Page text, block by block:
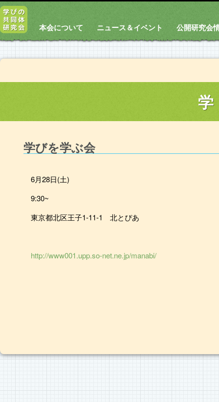
本会について ニュース＆イベント 公開研究会
学びを学ぶ会
6月28日(土)
9:30~
東京都北区王子1-11-1 北とぴあ
http://www001.upp.so-net.ne.jp/manabi/